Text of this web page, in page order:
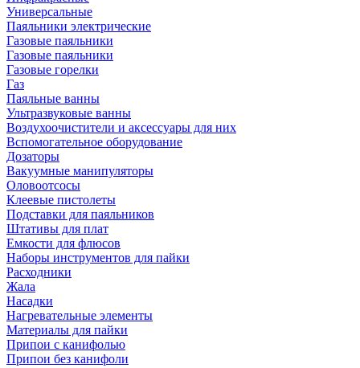
Универсальные
Паяльники электрические
Газовые паяльники
Газовые паяльники
Газовые горелки
Газ
Паяльные ванны
Ультразвуковые ванны
Воздухоочистители и аксессуары для них
Вспомогательное оборудование
Дозаторы
Вакуумные манипуляторы
Оловоотсосы
Клеевые пистолеты
Подставки для паяльников
Штативы для плат
Емкости для флюсов
Наборы инструментов для пайки
Расходники
Жала
Насадки
Нагревательные элементы
Материалы для пайки
Припои с канифолью
Припои без канифоли